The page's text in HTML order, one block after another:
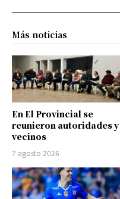
Más noticias
En El Provincial se
reunieron autoridades y
vecinos
7 agosto 2026